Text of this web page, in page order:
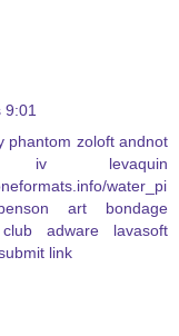
9:01
phantom zoloft andnot
iv levaquin
water_pi
art bondage
adware lavasoft
link